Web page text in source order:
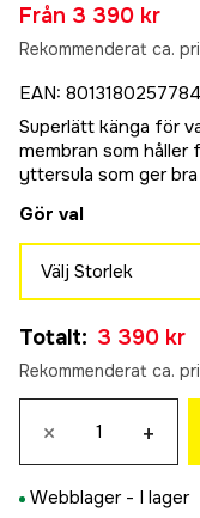
Från 3 390 kr
Rekommenderat ca.
EAN: 8013180257784
Superlätt känga för
membran som
yttersula som ger
Gör val
Välj Storlek
3 390 kr
37
3 390 kr
3 390 kr
Totalt: 3 390 kr
Rekommenderat ca.
× +
Webblager - I lager